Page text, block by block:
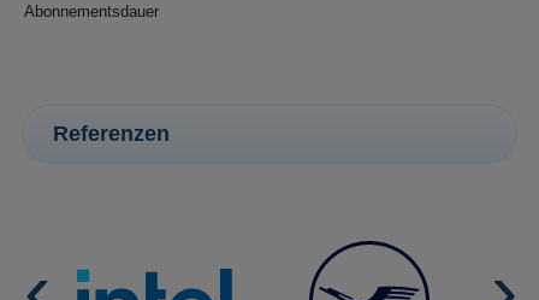
Abonnementsdauer
Referenzen